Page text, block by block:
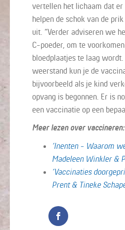
vertellen het lichaam dat
helpen de schok van de
uit. “Verder adviseren we
C-poeder, om te
bloedplaatjes te laag
weerstand kun je de
bijvoorbeeld als je kind
opvang is begonnen. Er is
een vaccinatie op een
Meer lezen over vaccineren:
‘Inenten - Waarom
Madeleen Winkler &
‘Vaccinaties
Prent & Tineke